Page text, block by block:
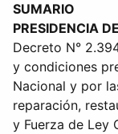
SUMARIO
PRESIDENCIA
Decreto N°
y condiciones
Nacional y por
reparación,
y Fuerza de Ley